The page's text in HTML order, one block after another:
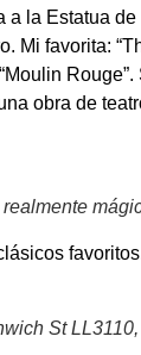
a la Estatua
Mi favorita:
obra de
St